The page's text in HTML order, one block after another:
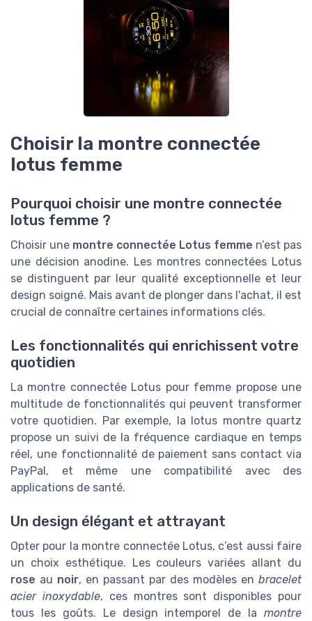
Choisir la montre connectée
lotus femme
Pourquoi choisir une montre connectée
lotus femme ?
Choisir une montre connectée Lotus femme n’est pas
une décision anodine. Les montres connectées Lotus
se distinguent par leur qualité exceptionnelle et leur
design soigné. Mais avant de plonger dans l'achat, il est
crucial de connaître certaines informations clés.
Les fonctionnalités qui enrichissent votre
quotidien
La montre connectée Lotus pour femme propose une
multitude de fonctionnalités qui peuvent transformer
votre quotidien. Par exemple, la lotus montre quartz
propose un suivi de la fréquence cardiaque en temps
réel, une fonctionnalité de paiement sans contact via
PayPal, et même une compatibilité avec des
applications de santé.
Un design élégant et attrayant
Opter pour la montre connectée Lotus, c’est aussi faire
un choix esthétique. Les couleurs variées allant du
rose au noir, en passant par des modèles en bracelet
acier inoxydable, ces montres sont disponibles pour
tous les goûts. Le design intemporel de la montre